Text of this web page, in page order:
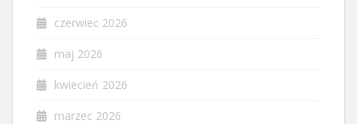
czerwiec 2026
maj 2026
kwiecień 2026
marzec 2026